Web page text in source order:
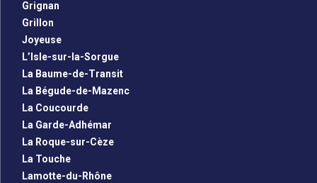
Grignan
Grillon
Joyeuse
L’Isle-sur-la-Sorgue
La Baume-de-Transit
La Bégude-de-Mazenc
La Coucourde
La Garde-Adhémar
La Roque-sur-Cèze
La Touche
Lamotte-du-Rhône